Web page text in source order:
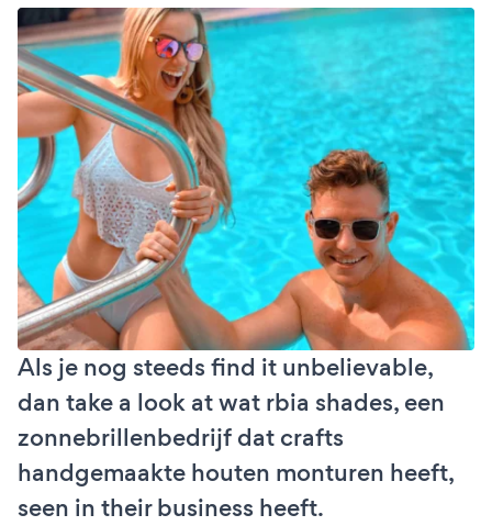
Als je nog steeds find it unbelievable,
dan take a look at wat rbia shades, een
zonnebrillenbedrijf dat crafts
handgemaakte houten monturen heeft,
seen in their business heeft.